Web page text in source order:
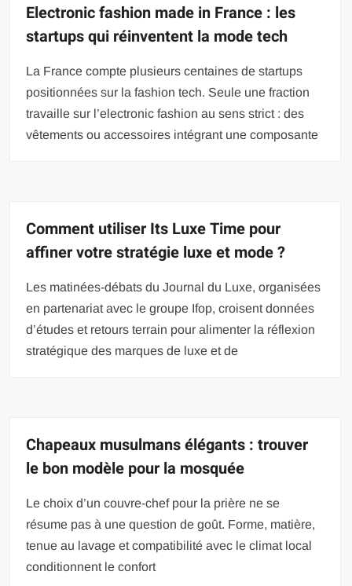
Electronic fashion made in France : les
startups qui réinventent la mode tech
La France compte plusieurs centaines de startups
positionnées sur la fashion tech. Seule une fraction
travaille sur l’electronic fashion au sens strict : des
vêtements ou accessoires intégrant une composante
Comment utiliser Its Luxe Time pour
affiner votre stratégie luxe et mode ?
Les matinées-débats du Journal du Luxe, organisées
en partenariat avec le groupe Ifop, croisent données
d’études et retours terrain pour alimenter la réflexion
stratégique des marques de luxe et de
Chapeaux musulmans élégants : trouver
le bon modèle pour la mosquée
Le choix d’un couvre-chef pour la prière ne se
résume pas à une question de goût. Forme, matière,
tenue au lavage et compatibilité avec le climat local
conditionnent le confort